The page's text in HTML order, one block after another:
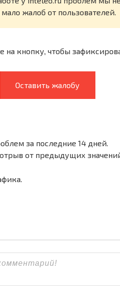
жалоб от пользователей.
на кнопку, чтобы
Оставить жалобу
за последние 14 дней.
от предыдущих